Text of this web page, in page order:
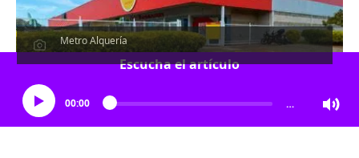
Metro Alquería
Escucha el artículo
00:00 …